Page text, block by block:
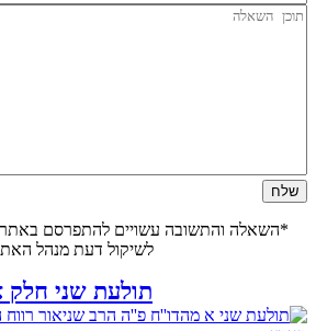
*השאלה והתשובה עשויים להתפרסם
לשיקול דעת מנהל
תולעת שני חלק